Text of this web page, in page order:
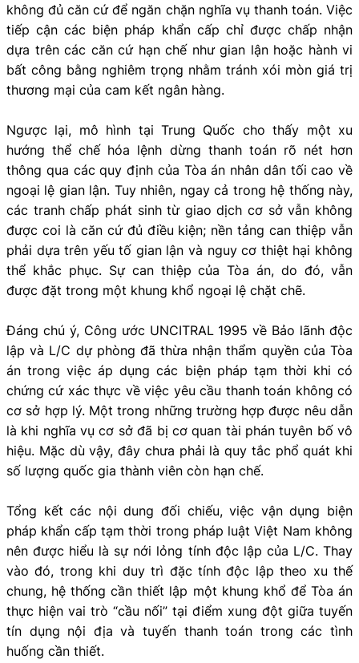
không đủ căn cứ để ngăn chặn nghĩa vụ thanh toán. Việc
tiếp cận các biện pháp khẩn cấp chỉ được chấp nhận
dựa trên các căn cứ hạn chế như gian lận hoặc hành vi
bất công bằng nghiêm trọng nhằm tránh xói mòn giá trị
thương mại của cam kết ngân hàng.
Ngược lại, mô hình tại Trung Quốc cho thấy một xu
hướng thể chế hóa lệnh dừng thanh toán rõ nét hơn
thông qua các quy định của Tòa án nhân dân tối cao về
ngoại lệ gian lận. Tuy nhiên, ngay cả trong hệ thống này,
các tranh chấp phát sinh từ giao dịch cơ sở vẫn không
được coi là căn cứ đủ điều kiện; nền tảng can thiệp vẫn
phải dựa trên yếu tố gian lận và nguy cơ thiệt hại không
thể khắc phục. Sự can thiệp của Tòa án, do đó, vẫn
được đặt trong một khung khổ ngoại lệ chặt chẽ.
Đáng chú ý, Công ước UNCITRAL 1995 về Bảo lãnh độc
lập và L/C dự phòng đã thừa nhận thẩm quyền của Tòa
án trong việc áp dụng các biện pháp tạm thời khi có
chứng cứ xác thực về việc yêu cầu thanh toán không có
cơ sở hợp lý. Một trong những trường hợp được nêu dẫn
là khi nghĩa vụ cơ sở đã bị cơ quan tài phán tuyên bố vô
hiệu. Mặc dù vậy, đây chưa phải là quy tắc phổ quát khi
số lượng quốc gia thành viên còn hạn chế.
Tổng kết các nội dung đối chiếu, việc vận dụng biện
pháp khẩn cấp tạm thời trong pháp luật Việt Nam không
nên được hiểu là sự nới lỏng tính độc lập của L/C. Thay
vào đó, trong khi duy trì đặc tính độc lập theo xu thế
chung, hệ thống cần thiết lập một khung khổ để Tòa án
thực hiện vai trò “cầu nối” tại điểm xung đột giữa tuyến
tín dụng nội địa và tuyến thanh toán trong các tình
huống cần thiết.